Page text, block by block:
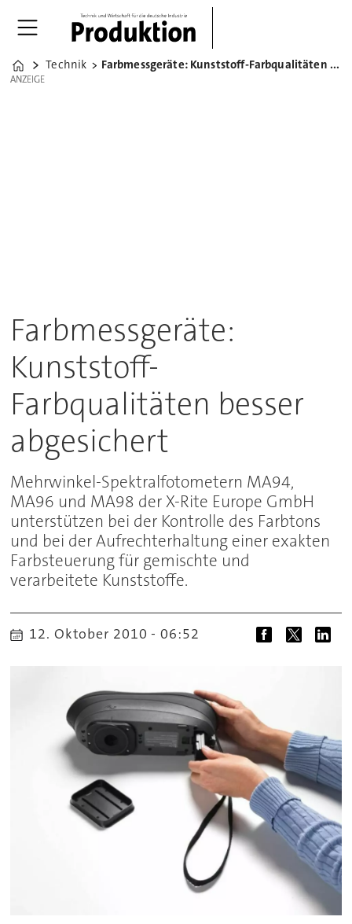
Home
Technik Farbmessgeräte: Kunststoff-Farbqualitäten besser abgesichert
ANZEIGE
ANZEIGE
Farbmessgeräte:
Kunststoff-
Farbqualitäten besser
abgesichert
Mehrwinkel-Spektralfotometern MA94,
MA96 und MA98 der X-Rite Europe GmbH
unterstützen bei der Kontrolle des Farbtons
und bei der Aufrechterhaltung einer exakten
Farbsteuerung für gemischte und
verarbeitete Kunststoffe.
12. Oktober 2010 - 06:52